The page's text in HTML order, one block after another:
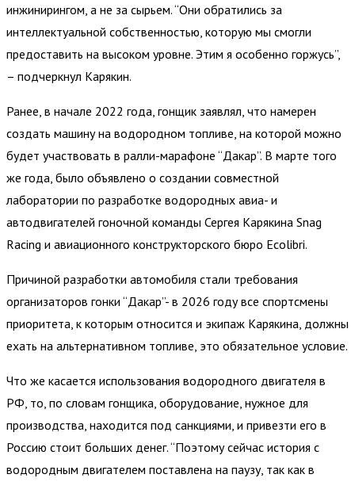
инжинирингом, а не за сырьем. “Они обратились за
интеллектуальной собственностью, которую мы смогли
предоставить на высоком уровне. Этим я особенно горжусь”,
– подчеркнул Карякин.
Ранее, в начале 2022 года, гонщик заявлял, что намерен
создать машину на водородном топливе, на которой можно
будет участвовать в ралли-марафоне “Дакар”. В марте того
же года, было объявлено о создании совместной
лаборатории по разработке водородных авиа- и
автодвигателей гоночной команды Сергея Карякина Snag
Racing и авиационного конструкторского бюро Ecolibri.
Причиной разработки автомобиля стали требования
организаторов гонки “Дакар”- в 2026 году все спортсмены
приоритета, к которым относится и экипаж Карякина, должны
ехать на альтернативном топливе, это обязательное условие.
Что же касается использования водородного двигателя в
РФ, то, по словам гонщика, оборудование, нужное для
производства, находится под санкциями, и привезти его в
Россию стоит больших денег. “Поэтому сейчас история с
водородным двигателем поставлена на паузу, так как в